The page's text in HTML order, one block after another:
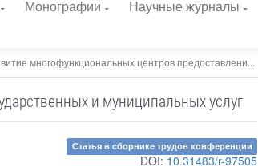
Монографии
Научные журналы
многофункциональных центров предоставлени...
и муниципальных услуг
Статья в сборнике трудов конференции
DOI:10.31483/r-97505